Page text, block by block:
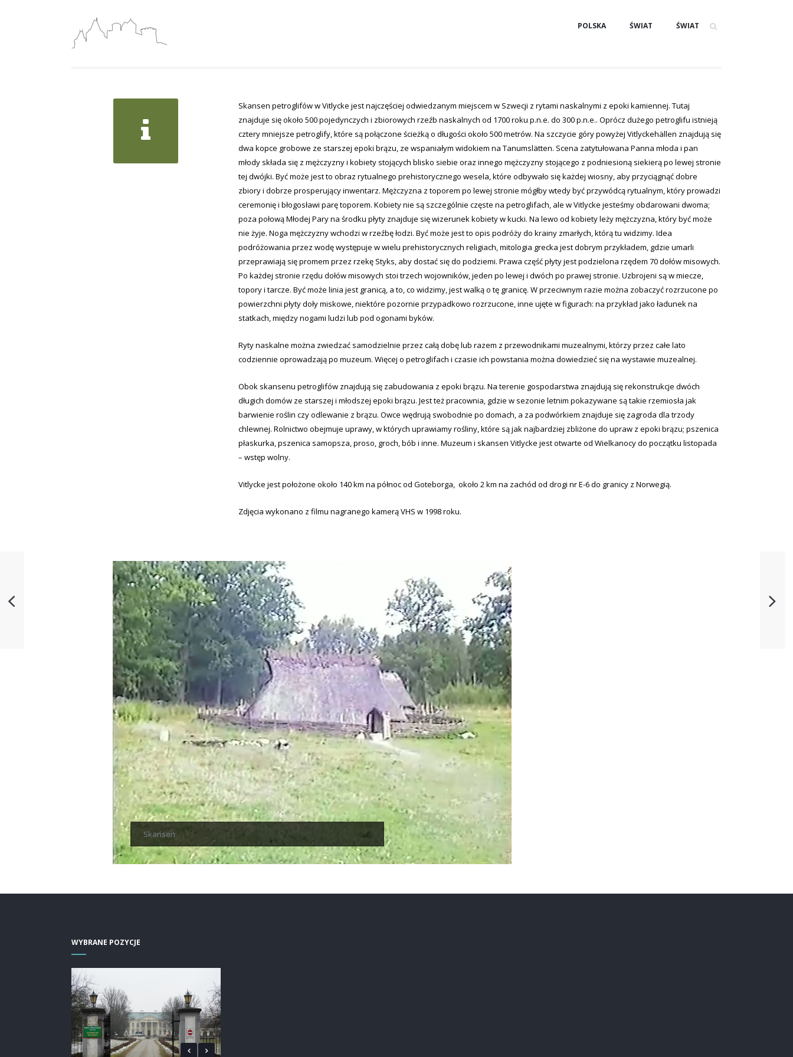
POLSKA ŚWIAT ŚWIAT
Skansen petroglifów w Vitlycke jest najczęściej odwiedzanym miejscem w Szwecji z rytami naskalnymi z epoki kamiennej. Tutaj
znajduje się około 500 pojedynczych i zbiorowych rzeźb naskalnych od 1700 roku p.n.e. do 300 p.n.e.. Oprócz dużego petroglifu istnieją
cztery mniejsze petroglify, które są połączone ścieżką o długości około 500 metrów. Na szczycie góry powyżej Vitlyckehällen znajdują się
dwa kopce grobowe ze starszej epoki brązu, ze wspaniałym widokiem na Tanumslätten. Scena zatytułowana Panna młoda i pan
młody składa się z mężczyzny i kobiety stojących blisko siebie oraz innego mężczyzny stojącego z podniesioną siekierą po lewej stronie
tej dwójki. Być może jest to obraz rytualnego prehistorycznego wesela, które odbywało się każdej wiosny, aby przyciągnąć dobre
zbiory i dobrze prosperujący inwentarz. Mężczyzna z toporem po lewej stronie mógłby wtedy być przywódcą rytualnym, który prowadzi
ceremonię i błogosławi parę toporem. Kobiety nie są szczególnie częste na petroglifach, ale w Vitlycke jesteśmy obdarowani dwoma;
poza połową Młodej Pary na środku płyty znajduje się wizerunek kobiety w kucki. Na lewo od kobiety leży mężczyzna, który być może
nie żyje. Noga mężczyzny wchodzi w rzeźbę łodzi. Być może jest to opis podróży do krainy zmarłych, którą tu widzimy. Idea
podróżowania przez wodę występuje w wielu prehistorycznych religiach, mitologia grecka jest dobrym przykładem, gdzie umarli
przeprawiają się promem przez rzekę Styks, aby dostać się do podziemi. Prawa część płyty jest podzielona rzędem 70 dołów misowych.
Po każdej stronie rzędu dołów misowych stoi trzech wojowników, jeden po lewej i dwóch po prawej stronie. Uzbrojeni są w miecze,
topory i tarcze. Być może linia jest granicą, a to, co widzimy, jest walką o tę granicę. W przeciwnym razie można zobaczyć rozrzucone po
powierzchni płyty doły miskowe, niektóre pozornie przypadkowo rozrzucone, inne ujęte w figurach: na przykład jako ładunek na
statkach, między nogami ludzi lub pod ogonami byków.
Ryty naskalne można zwiedzać samodzielnie przez całą dobę lub razem z przewodnikami muzealnymi, którzy przez całe lato
codziennie oprowadzają po muzeum. Więcej o petroglifach i czasie ich powstania można dowiedzieć się na wystawie muzealnej.
Obok skansenu petroglifów znajdują się zabudowania z epoki brązu. Na terenie gospodarstwa znajdują się rekonstrukcje dwóch
długich domów ze starszej i młodszej epoki brązu. Jest też pracownia, gdzie w sezonie letnim pokazywane są takie rzemiosła jak
barwienie roślin czy odlewanie z brązu. Owce wędrują swobodnie po domach, a za podwórkiem znajduje się zagroda dla trzody
chlewnej. Rolnictwo obejmuje uprawy, w których uprawiamy rośliny, które są jak najbardziej zbliżone do upraw z epoki brązu; pszenica
płaskurka, pszenica samopsza, proso, groch, bób i inne. Muzeum i skansen Vitlycke jest otwarte od Wielkanocy do początku listopada
– wstęp wolny.
Vitlycke jest położone około 140 km na północ od Goteborga, około 2 km na zachód od drogi nr E-6 do granicy z Norwegią.
Zdjęcia wykonano z filmu nagranego kamerą VHS w 1998 roku.
Skansen
WYBRANE POZYCJE